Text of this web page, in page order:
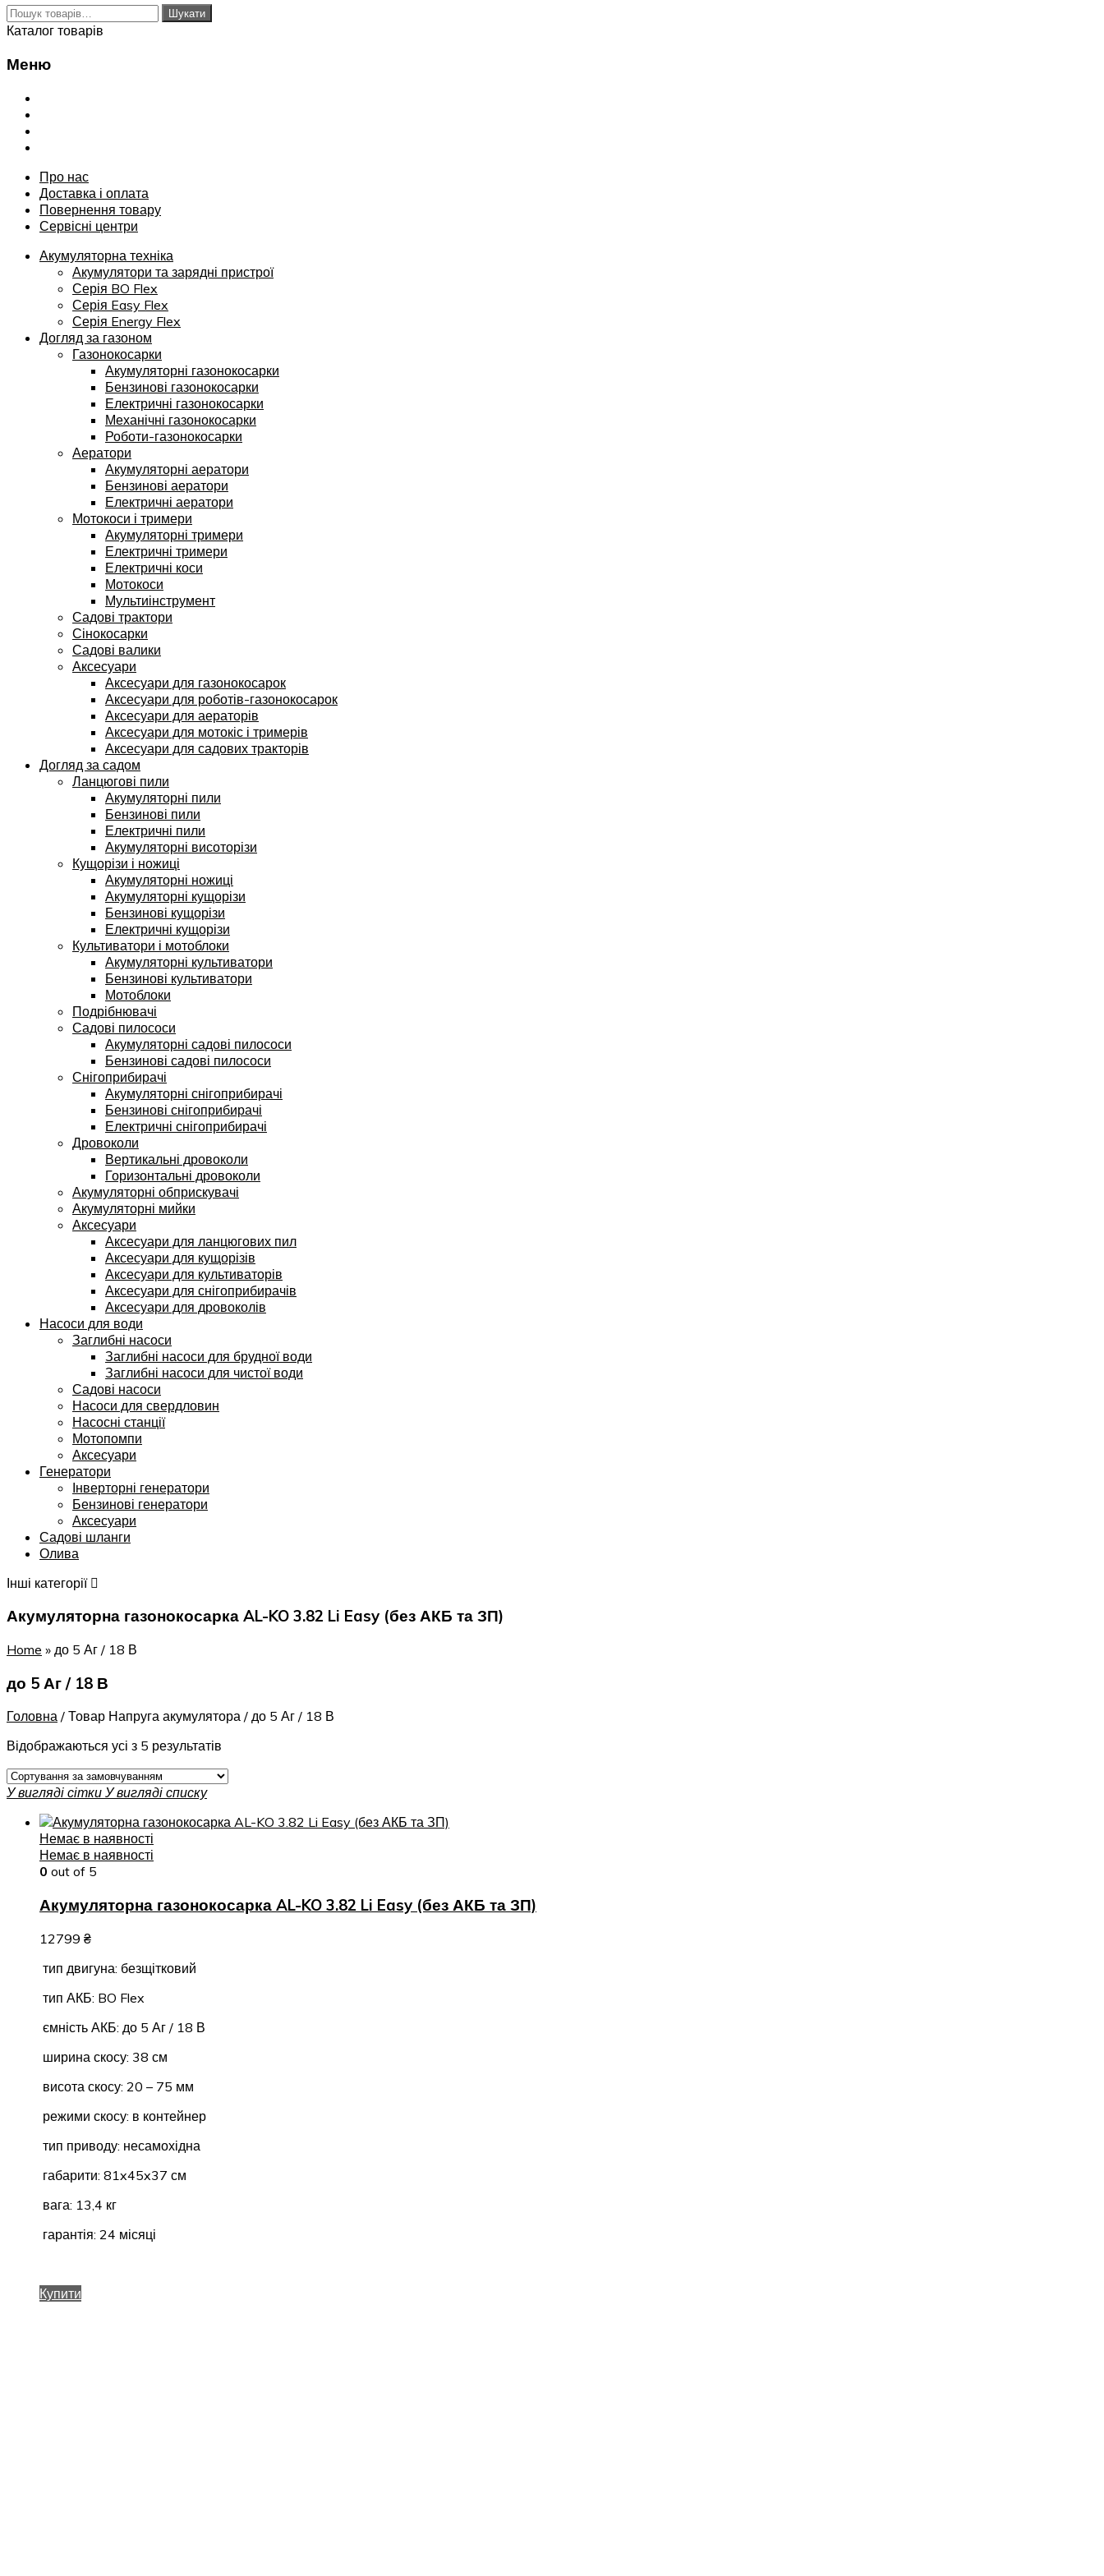
Шукати: Шукати
Каталог товарів
Меню
Переглянути
Про нас
Доставка і оплата
Повернення товару
Сервісні центри
Акумуляторна техніка
Акумулятори та зарядні пристрої
Серія BO Flex
Серія Easy Flex
Серія Energy Flex
Догляд за газоном
Газонокосарки
Акумуляторні газонокосарки
Бензинові газонокосарки
Електричні газонокосарки
Механічні газонокосарки
Роботи-газонокосарки
Аератори
Акумуляторні аератори
Бензинові аератори
Електричні аератори
Мотокоси і тримери
Акумуляторні тримери
Електричні тримери
Електричні коси
Мотокоси
Мультиінструмент
Садові трактори
Сінокосарки
Садові валики
Аксесуари
Аксесуари для газонокосарок
Аксесуари для роботів-газонокосарок
Аксесуари для аераторів
Аксесуари для мотокіс і тримерів
Аксесуари для садових тракторів
Догляд за садом
Ланцюгові пили
Акумуляторні пили
Бензинові пили
Електричні пили
Акумуляторні висоторізи
Кущорізи і ножиці
Акумуляторні ножиці
Акумуляторні кущорізи
Бензинові кущорізи
Електричні кущорізи
Культиватори і мотоблоки
Акумуляторні культиватори
Бензинові культиватори
Мотоблоки
Подрібнювачі
Садові пилососи
Акумуляторні садові пилососи
Бензинові садові пилососи
Снігоприбирачі
Акумуляторні снігоприбирачі
Бензинові снігоприбирачі
Електричні снігоприбирачі
Дровоколи
Вертикальні дровоколи
Горизонтальні дровоколи
Акумуляторні обприскувачі
Акумуляторні мийки
Аксесуари
Аксесуари для ланцюгових пил
Аксесуари для кущорізів
Аксесуари для культиваторів
Аксесуари для снігоприбирачів
Аксесуари для дровоколів
Насоси для води
Заглибні насоси
Заглибні насоси для брудної води
Заглибні насоси для чистої води
Садові насоси
Насоси для свердловин
Насосні станції
Мотопомпи
Аксесуари
Генератори
Інверторні генератори
Бензинові генератори
Аксесуари
Садові шланги
Олива
Інші категорії
Акумуляторна газонокосарка AL-KO 3.82 Li Easy (без АКБ та ЗП)
Home » до 5 Аг / 18 В
до 5 Аг / 18 В
Головна / Товар Напруга акумулятора / до 5 Аг / 18 В
Відображаються усі з 5 результатів
У вигляді сітки У вигляді списку
Немає в наявності
Немає в наявності
0 out of 5
Акумуляторна газонокосарка AL-KO 3.82 Li Easy (без АКБ та ЗП)
12799 ₴
тип двигуна: безщітковий
тип АКБ: BO Flex
ємність АКБ: до 5 Аг / 18 В
ширина скосу: 38 см
висота скосу: 20 – 75 мм
режими скосу: в контейнер
тип приводу: несамохідна
габарити: 81x45x37 см
вага: 13,4 кг
гарантія: 24 місяці
Купити